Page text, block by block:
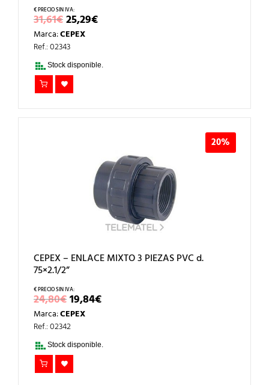
31,61€EL
PRECIO
ORIGINAL
ERA:
31,61€.
25,29€EL
PRECIO
Marca:CEPEX
Ref.: 02343
Stock disponible.
20%
CEPEX – ENLACE MIXTO 3 PIEZAS PVC d.
75×2.1/2”
24,80€EL
PRECIO
ORIGINAL
ERA:
24,80€.
19,84€EL
PRECIO
Marca:CEPEX
Ref.: 02342
Stock disponible.